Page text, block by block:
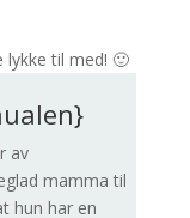
lykke til med! 🙂
av
mamma til
hun har en